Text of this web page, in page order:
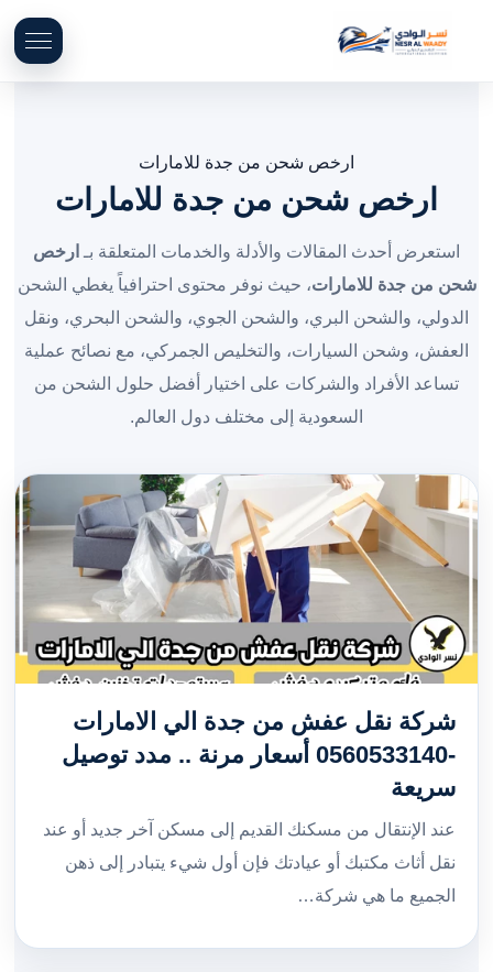
ارخص شحن من جدة للامارات
ارخص شحن من جدة للامارات
استعرض أحدث المقالات والأدلة والخدمات المتعلقة بـ ارخص
شحن من جدة للامارات، حيث نوفر محتوى احترافياً يغطي الشحن
الدولي، والشحن البري، والشحن الجوي، والشحن البحري، ونقل
العفش، وشحن السيارات، والتخليص الجمركي، مع نصائح عملية
تساعد الأفراد والشركات على اختيار أفضل حلول الشحن من
السعودية إلى مختلف دول العالم.
شركة نقل عفش من جدة الي الامارات
-0560533140 أسعار مرنة .. مدد توصيل
سريعة
عند الإنتقال من مسكنك القديم إلى مسكن آخر جديد أو عند
نقل أثاث مكتبك أو عيادتك فإن أول شيء يتبادر إلى ذهن
الجميع ما هي شركة…